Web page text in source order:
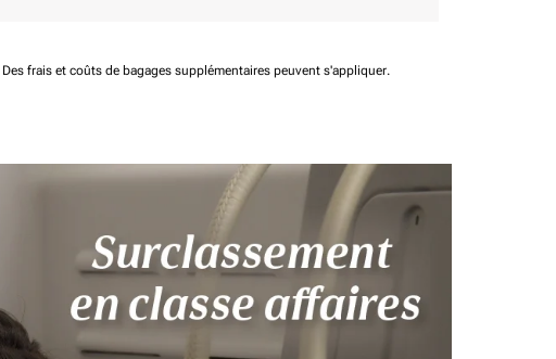
Des frais et coûts de bagages supplémentaires peuvent s'appliquer.